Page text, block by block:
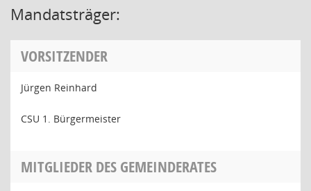
Mandatsträger:
VORSITZENDER
Jürgen Reinhard
CSU 1. Bürgermeister
MITGLIEDER DES GEMEINDERATES